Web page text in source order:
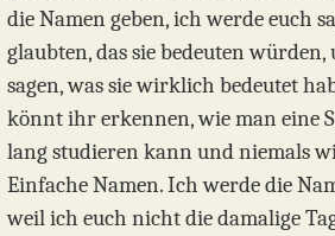
die Namen geben, ich werde euch
glaubten, das sie bedeuten
sagen, was sie wirklich bedeutet
könnt ihr erkennen, wie man eine
lang studieren kann und niemals
Einfache Namen. Ich werde die
weil ich euch nicht die damalige